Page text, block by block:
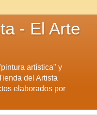
- El Arte
artística" y
del Artista
elaborados por